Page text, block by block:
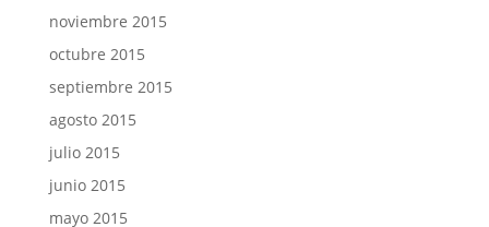
noviembre 2015
octubre 2015
septiembre 2015
agosto 2015
julio 2015
junio 2015
mayo 2015